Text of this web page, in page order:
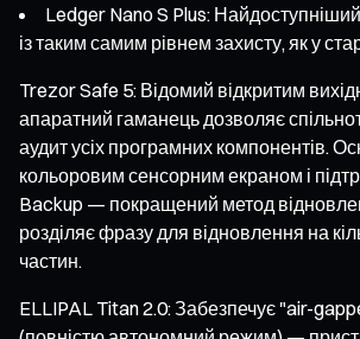
Ledger Nano S Plus:
із таким самим рівнем захисту, як у
Trezor Safe 5: Відомий відкритим
апаратний гаманець дозволяє
аудит усіх програмних компонентів.
кольоровим сенсорним екраном і
Backup — покращений метод
розділяє фразу для відновлення на
частин.
ELLIPAL Titan 2.0: Забезпечує "air-